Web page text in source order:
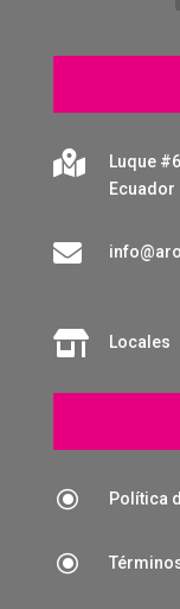

Luque
Ecuador

 Locales
\ Política
\